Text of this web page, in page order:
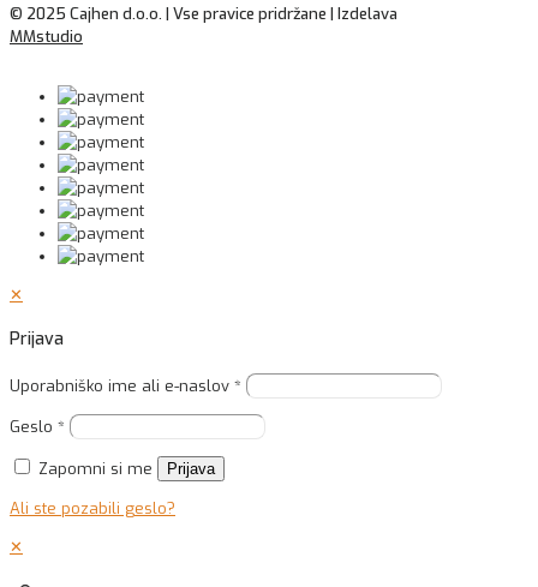
© 2025 Cajhen d.o.o. | Vse pravice pridržane | Izdelava
MMstudio
✕
Prijava
Uporabniško ime ali e-naslov *
Geslo *
Zapomni si me Prijava
Ali ste pozabili geslo?
✕